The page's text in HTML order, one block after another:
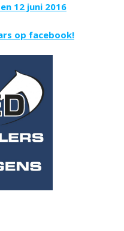
12 juni 2016
op facebook!